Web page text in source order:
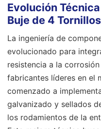
Evolución
Buje de 4
La ingeniería de
evolucionado para
resistencia a la
fabricantes líderes en el
comenzado a
galvanizado y sellados
los rodamientos de la